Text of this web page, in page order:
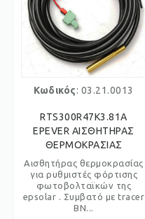
Κωδικός: 03.21.0013
RTS300R47K3.81A
EPEVER ΑΙΣΘΗΤΗΡΑΣ
ΘΕΡΜΟΚΡΑΣΙΑΣ
Αισθητήρας θερμοκρασίας
για ρυθμιστές φόρτισης
φωτοβολταϊκών της
epsolar . Συμβατό με tracer
BN...